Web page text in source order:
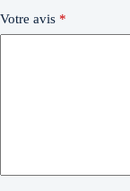
Votre avis *